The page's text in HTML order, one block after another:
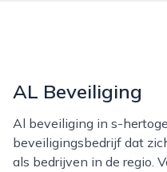
AL Beveiliging
Al beveiliging in s-hertogenbosch is een ervaren
beveiligingsbedrijf dat
als bedrijven in de regio.